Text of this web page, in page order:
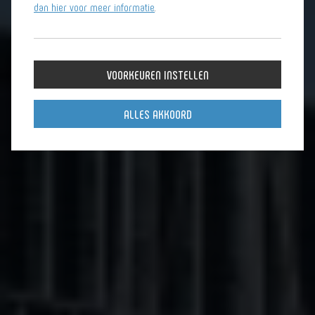
dan hier voor meer informatie
VOORKEUREN INSTELLEN
ALLES AKKOORD